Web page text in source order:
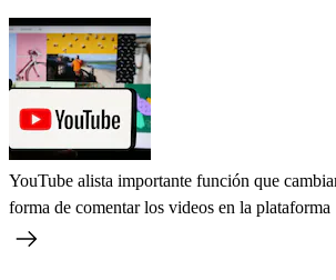
YouTube alista importante función que
forma de comentar los videos en la plataforma